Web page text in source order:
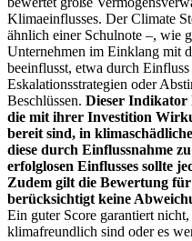
Klimaeinflusses. Der Climate
ähnlich einer Schulnote –, wie
Unternehmen im Einklang mit
beeinflusst, etwa durch
Eskalationsstrategien oder
Beschlüssen. Dieser Indikator
die mit ihrer Investition
bereit sind, in
diese durch Einflussnahme
erfolglosen Einflusses sollte
Zudem gilt die Bewertung
berücksichtigt keine
Ein guter Score garantiert
klimafreundlich sind oder es